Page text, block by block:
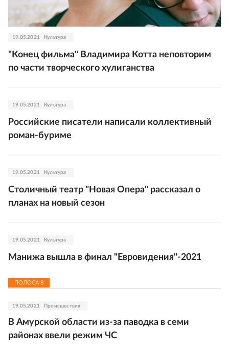
19.05.2021 Культура
"Конец фильма" Владимира Котта неповторим
по части творческого хулиганства
19.05.2021 Культура
Российские писатели написали коллективный
роман-буриме
19.05.2021 Культура
Столичный театр "Новая Опера" рассказал о
планах на новый сезон
19.05.2021 Культура
Манижа вышла в финал "Евровидения"-2021
ПОЛОСА8
19.05.2021 Происшествия
В Амурской области из-за паводка в семи
районах ввели режим ЧС